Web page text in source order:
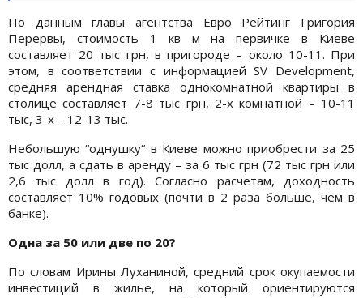
По данным главы агентства Евро Рейтинг Григория
Перервы, стоимость 1 кв м на первичке в Киеве
составляет 20 тыс грн, в пригороде – около 10-11. При
этом, в соответствии с информацией SV Development,
средняя арендная ставка однокомнатной квартиры в
столице составляет 7-8 тыс грн, 2-х комнатной – 10-11
тыс, 3-х – 12-13 тыс.
Небольшую “однушку“ в Киеве можно приобрести за 25
тыс долл, а сдать в аренду – за 6 тыс грн (72 тыс грн или
2,6 тыс долл в год). Согласно расчетам, доходность
составляет 10% годовых (почти в 2 раза больше, чем в
банке).
Одна за 50 или две по 20?
По словам Ирины Луханиной, средний срок окупаемости
инвестиций в жилье, на который ориентируются